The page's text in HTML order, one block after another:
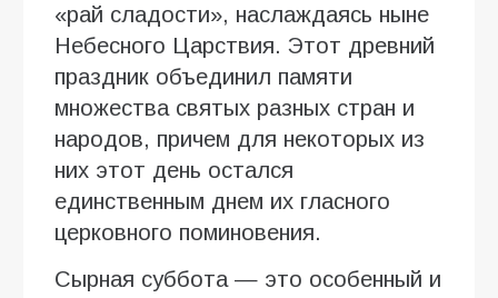
«рай сладости», наслаждаясь ныне
Небесного Царствия. Этот древний
праздник объединил памяти
множества святых разных стран и
народов, причем для некоторых из
них этот день остался
единственным днем их гласного
церковного поминовения.
Сырная суббота — это особенный и